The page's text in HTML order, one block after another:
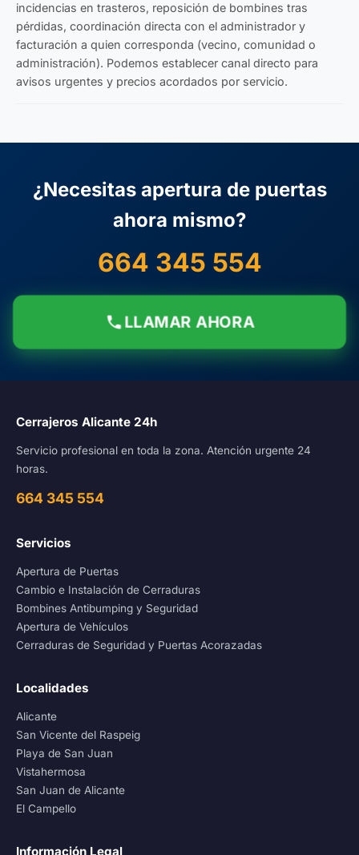
incidencias en trasteros, reposición de bombines tras
pérdidas, coordinación directa con el administrador y
facturación a quien corresponda (vecino, comunidad o
administración). Podemos establecer canal directo para
avisos urgentes y precios acordados por servicio.
¿Necesitas apertura de puertas
ahora mismo?
664 345 554
LLAMAR AHORA
Cerrajeros Alicante 24h
Servicio profesional en toda la zona. Atención urgente 24
horas.
664 345 554
Servicios
Apertura de Puertas
Cambio e Instalación de Cerraduras
Bombines Antibumping y Seguridad
Apertura de Vehículos
Cerraduras de Seguridad y Puertas Acorazadas
Localidades
Alicante
San Vicente del Raspeig
Playa de San Juan
Vistahermosa
San Juan de Alicante
El Campello
Información Legal